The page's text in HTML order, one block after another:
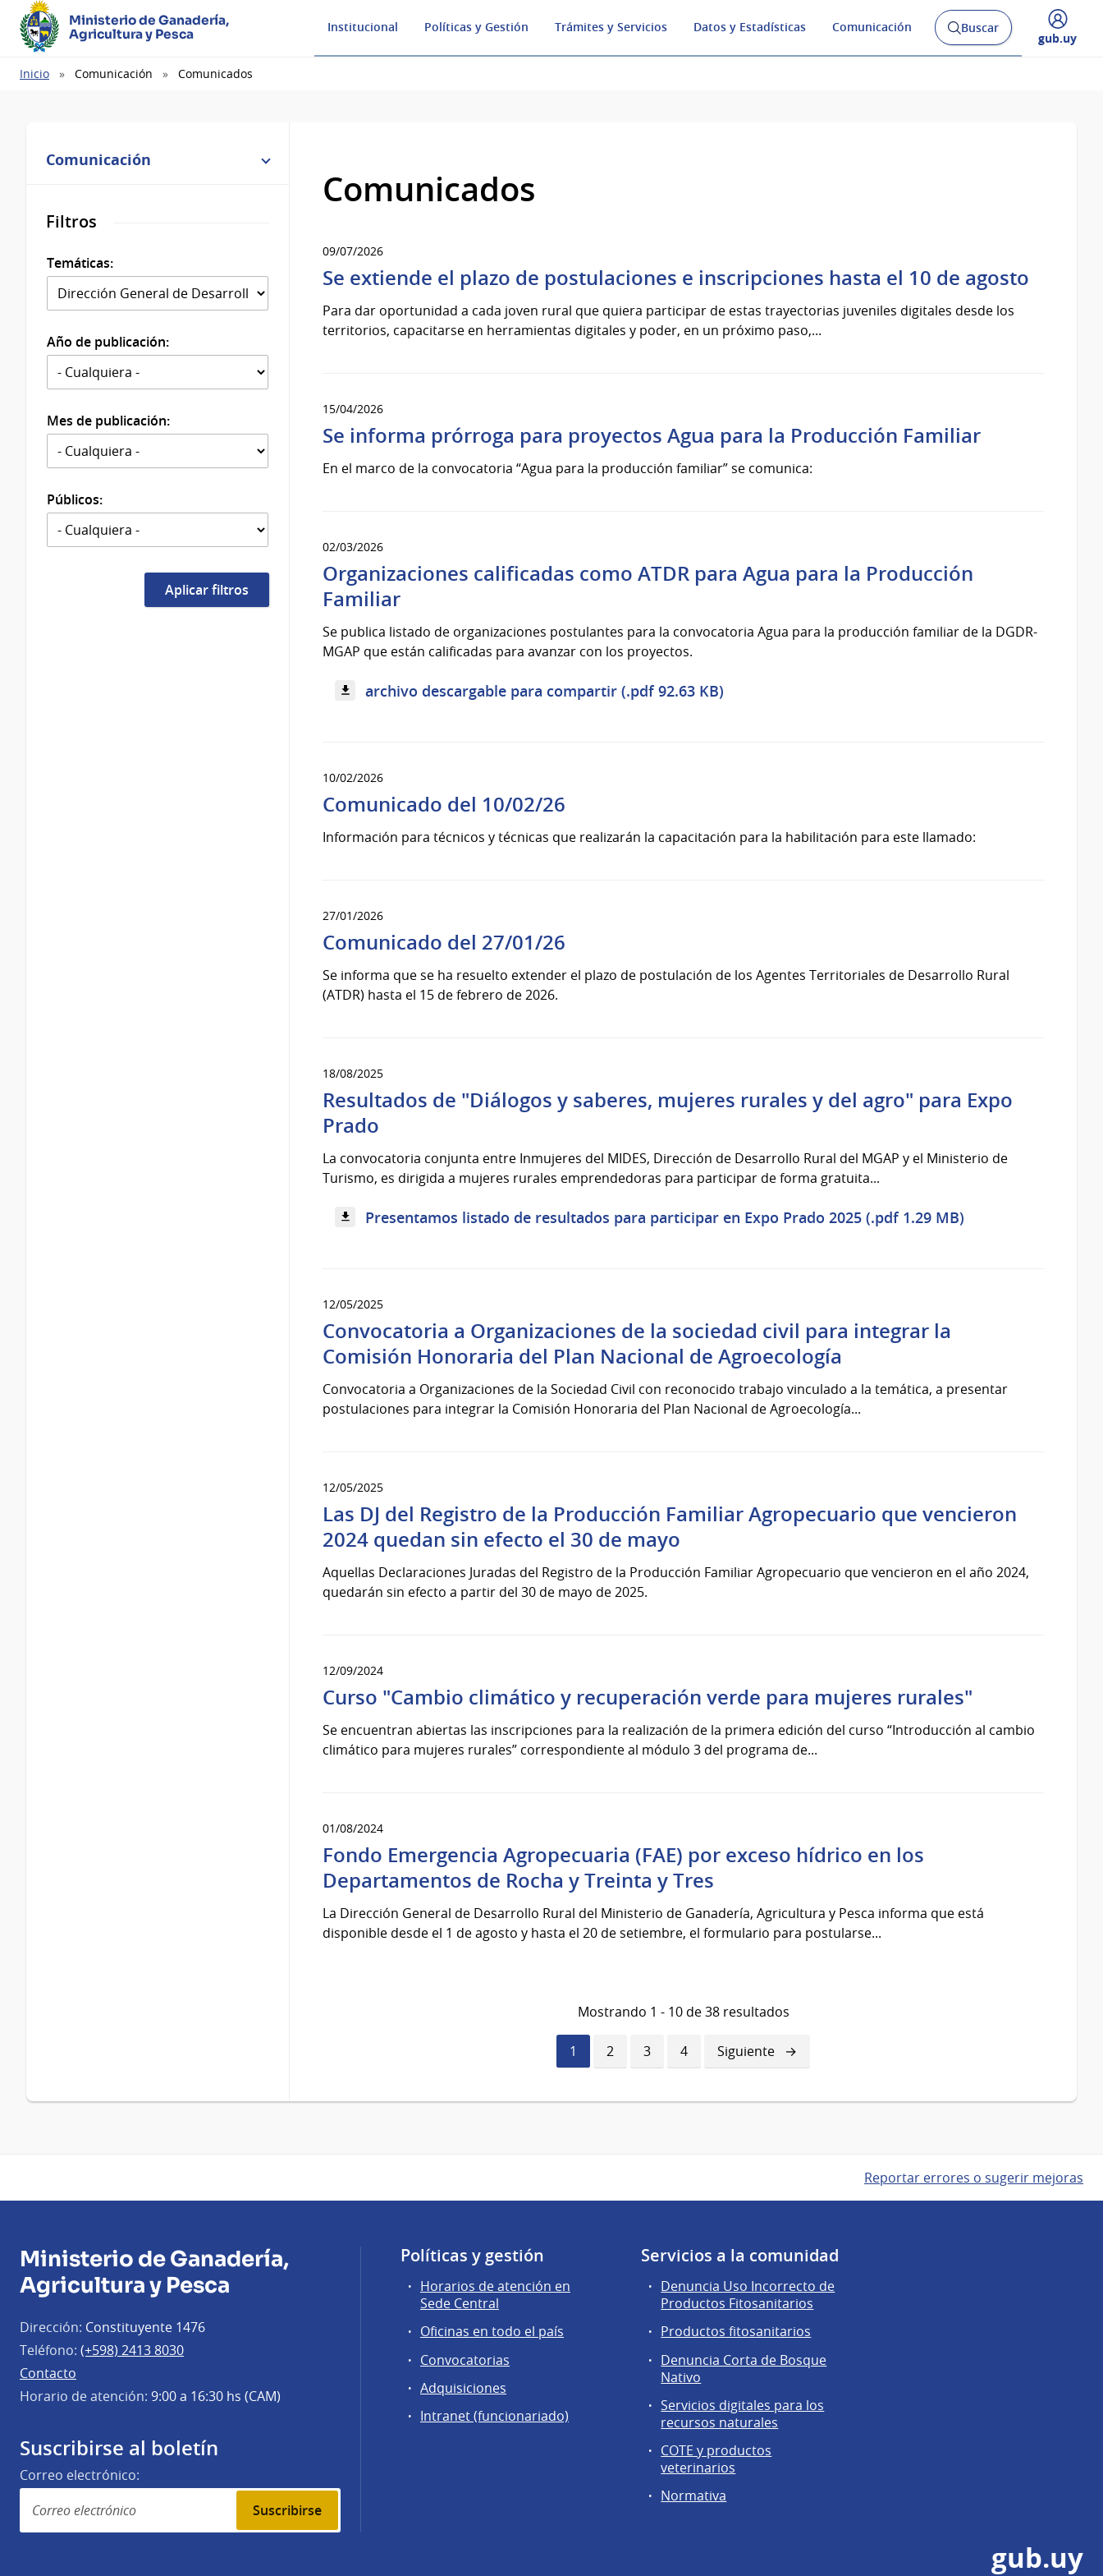
Ministerio de Ganadería,
Agricultura y Pesca
Institucional Políticas y Gestión Trámites y Servicios Datos y Estadísticas Comunicación
Abrir
buscador
Buscar
Desplegar
gub.uy
Ruta
Inicio Comunicación Comunicados
Comunicación
Filtros
Temáticas:
Año de publicación:
Mes de publicación:
Públicos:
Comunicados
09/07/2026
Se extiende el plazo de postulaciones e inscripciones hasta el 10 de agosto
Para dar oportunidad a cada joven rural que quiera participar de estas trayectorias juveniles digitales desde los
territorios, capacitarse en herramientas digitales y poder, en un próximo paso,...
15/04/2026
Se informa prórroga para proyectos Agua para la Producción Familiar
En el marco de la convocatoria “Agua para la producción familiar” se comunica:
02/03/2026
Organizaciones calificadas como ATDR para Agua para la Producción
Familiar
Se publica listado de organizaciones postulantes para la convocatoria Agua para la producción familiar de la DGDR-
MGAP que están calificadas para avanzar con los proyectos.
archivo descargable para compartir (.pdf 92.63 KB)
10/02/2026
Comunicado del 10/02/26
Información para técnicos y técnicas que realizarán la capacitación para la habilitación para este llamado:
27/01/2026
Comunicado del 27/01/26
Se informa que se ha resuelto extender el plazo de postulación de los Agentes Territoriales de Desarrollo Rural
(ATDR) hasta el 15 de febrero de 2026.
18/08/2025
Resultados de "Diálogos y saberes, mujeres rurales y del agro" para Expo
Prado
La convocatoria conjunta entre Inmujeres del MIDES, Dirección de Desarrollo Rural del MGAP y el Ministerio de
Turismo, es dirigida a mujeres rurales emprendedoras para participar de forma gratuita...
Presentamos listado de resultados para participar en Expo Prado 2025 (.pdf 1.29 MB)
12/05/2025
Convocatoria a Organizaciones de la sociedad civil para integrar la
Comisión Honoraria del Plan Nacional de Agroecología
Convocatoria a Organizaciones de la Sociedad Civil con reconocido trabajo vinculado a la temática, a presentar
postulaciones para integrar la Comisión Honoraria del Plan Nacional de Agroecología...
12/05/2025
Las DJ del Registro de la Producción Familiar Agropecuario que vencieron
2024 quedan sin efecto el 30 de mayo
Aquellas Declaraciones Juradas del Registro de la Producción Familiar Agropecuario que vencieron en el año 2024,
quedarán sin efecto a partir del 30 de mayo de 2025.
12/09/2024
Curso "Cambio climático y recuperación verde para mujeres rurales"
Se encuentran abiertas las inscripciones para la realización de la primera edición del curso “Introducción al cambio
climático para mujeres rurales” correspondiente al módulo 3 del programa de...
01/08/2024
Fondo Emergencia Agropecuaria (FAE) por exceso hídrico en los
Departamentos de Rocha y Treinta y Tres
La Dirección General de Desarrollo Rural del Ministerio de Ganadería, Agricultura y Pesca informa que está
disponible desde el 1 de agosto y hasta el 20 de setiembre, el formulario para postularse...
Mostrando 1 - 10 de 38 resultados
Página
actual
1 Página
2 Página
3 Página
4
Siguiente
página
Siguiente
Reportar errores o sugerir mejoras
Ministerio de Ganadería,
Agricultura y Pesca
Dirección: Constituyente 1476
Teléfono: (+598) 2413 8030
Contacto
Horario de atención: 9:00 a 16:30 hs (CAM)
Suscribirse al boletín
Correo electrónico:
Suscribirse
Políticas y gestión
Horarios de atención en
Sede Central
Oficinas en todo el país
Convocatorias
Adquisiciones
Intranet (funcionariado)
Servicios a la comunidad
Denuncia Uso Incorrecto de
Productos Fitosanitarios
Productos fitosanitarios
Denuncia Corta de Bosque
Nativo
Servicios digitales para los
recursos naturales
COTE y productos
veterinarios
Normativa
gub.uy